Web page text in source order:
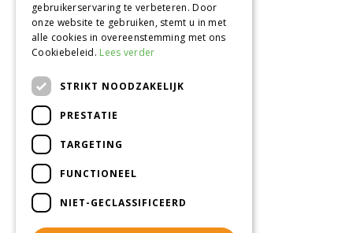
Onze locatie
Tuincentrum Alméérplant
Jac. P. Thijsseweg 4
pinterest
gebruikerservaring te verbeteren. Door
onze website te gebruiken, stemt u in met
alle cookies in overeenstemming met ons
Cookiebeleid. Lees verder
STRIKT NOODZAKELIJK
PRESTATIE
TARGETING
FUNCTIONEEL
NIET-GECLASSIFICEERD